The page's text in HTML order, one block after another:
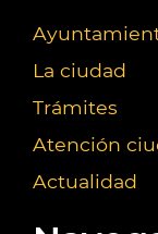
La ciudad
Trámites
Atención
Actualidad